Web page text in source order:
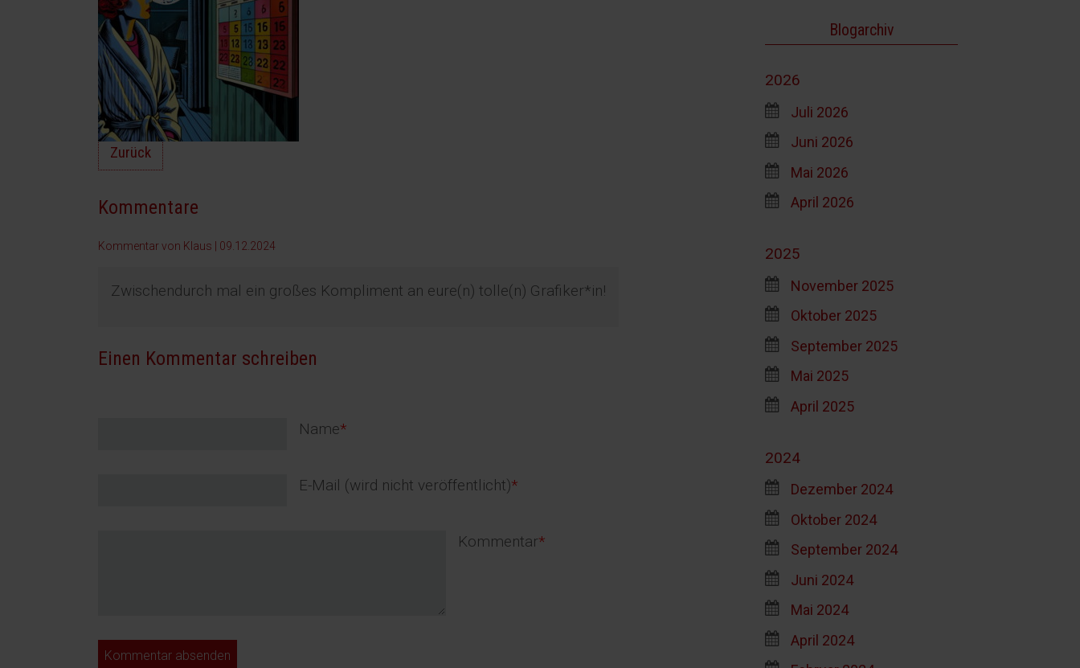
Zurück
Kommentare
Kommentar von Klaus | 09.12.2024
Zwischendurch mal ein großes Kompliment an eure(n) tolle(n) Grafiker*in!
Einen Kommentar schreiben
Pflichtfeld
Name*
Pflichtfeld
E-Mail (wird nicht veröffentlicht)*
Pflichtfeld
Kommentar*
Kommentar absenden
Blogarchiv
2026
Juli 2026
Juni 2026
Mai 2026
April 2026
2025
November 2025
Oktober 2025
September 2025
Mai 2025
April 2025
2024
Dezember 2024
Oktober 2024
September 2024
Juni 2024
Mai 2024
April 2024